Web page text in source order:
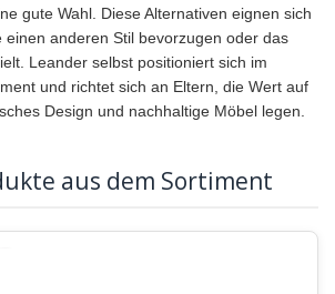
gute Wahl. Diese Alternativen eignen sich
einen anderen Stil bevorzugen oder das
Leander selbst positioniert sich im
und richtet sich an Eltern, die Wert auf
Design und nachhaltige Möbel legen.
aus dem Sortiment